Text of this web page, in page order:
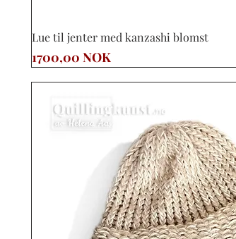
Vista rápida
Lue til jenter med kanzashi blomst
Precio
1700,00 NOK